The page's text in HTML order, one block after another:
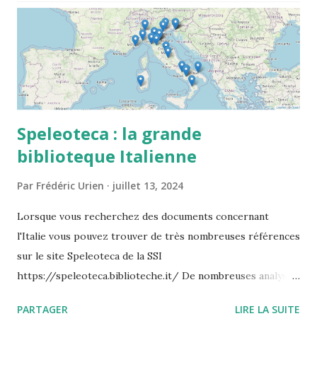
Speleoteca : la grande
biblioteque Italienne
Par Frédéric Urien juillet 13, 2024
Lorsque vous recherchez des documents concernant
l'Italie vous pouvez trouver de très nombreuses références
sur le site Speleoteca de la SSI
https://speleoteca.biblioteche.it/ De nombreuses analyses
accessibles sur Grottocenter qui est en lien sur la page
PARTAGER LIRE LA SUITE